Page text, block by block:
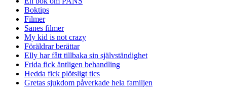
Boktips
Filmer
Sanes filmer
My kid is not crazy
Föräldrar berättar
Elly har fått tillbaka sin självständighet
Frida fick äntligen behandling
Hedda fick plötsligt tics
Gretas sjukdom påverkade hela familjen